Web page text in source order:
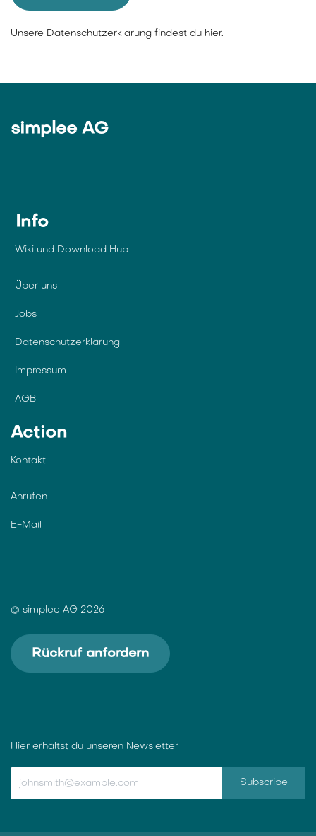
​Unsere Datenschutzerklärung findest du hier.
simplee AG
Info
Wiki und Download Hub
Über uns
Jobs
Datenschutzerklärung
Impressum
AGB
Action
Kontakt
Anrufen
E-Mail
© simplee AG 2026
Rückruf anfordern
Hier erhältst du unseren Newsletter
Subscribe